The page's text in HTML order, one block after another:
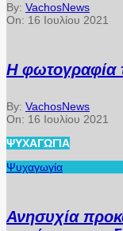
By: VachosNews
On: 16 Ιουλίου 2021
Η φωτογραφία
By: VachosNews
On: 16 Ιουλίου 2021
ΨΥΧΑΓΩΓΊΑ
Ψυχαγωγία
Ανησυχία